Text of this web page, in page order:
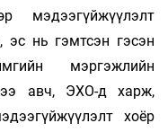
мэдээгүйжүүлэлт
нь гэмтсэн гэсэн
мэргэж­лийн
авч, ЭХО-д харж,
хоёр